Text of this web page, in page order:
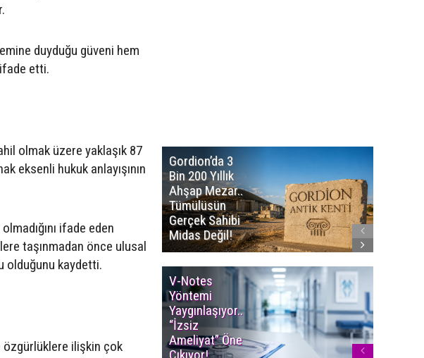
duyduğu güveni hem
etti.
olmak üzere yaklaşık 87
eksenli hukuk anlayışının
ifade eden
taşınmadan önce ulusal
olduğunu kaydetti.
özgürlüklere ilişkin çok
Gordion’da 3
Bin 200 Yıllık
Ahşap Mezar..
Tümülüsün
Gerçek Sahibi
Midas Değil!
V-Notes
Yöntemi
Yaygınlaşıyor..
“İzsiz
Ameliyat” Öne